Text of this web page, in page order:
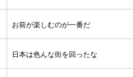
お前が楽しむのが一番だ
日本は色んな街を回ったな